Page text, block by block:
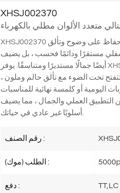
XHSJ002370
متعدد الألوان مطلي بالكهرباء
XHSJ002370 على وضوح وتألق
السفلي مستقرًا ودائمًا فحسب ، بل يضيف
أيضًا جمالًا مستديرًا ومتناسقًا. يوفر XHSJ002370 مجموعة متنوعة من الخيارات: العنبر يشبه لمسة من الحنان تحت أشعة
تتفتح تحت الضوء مع تألق حالم وملون ،
اليومية أو كلمسة نهائية للمناسبات
التطبيق العملي والجمال ، مما يضيف
رقم الصنف :
الطلب (موك) :
دفع : TT,LC